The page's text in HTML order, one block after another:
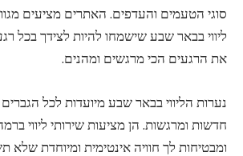
סוגי הטעמים והעדפים. האתרים מציעים
ליווי בבאר שבע שישמחו להיות לצידך בכל
את הרגעים הכי מרגשים ומהנים.
נערות הליווי בבאר שבע מיועדות לכל
חדשות ומרגשות. הן מציעות שירותי ליווי
ומבטיחות לך חוויה אינטימית ומיוחדת שלא